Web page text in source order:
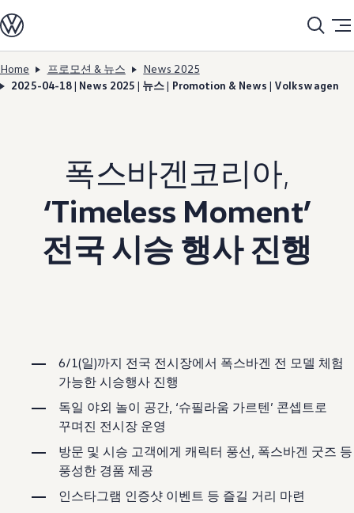
Skip to
main
Skip
to
ID. 모델
충전
ID. Technology & 배터리
폭스바겐의 전기차 전용 플랫폼 (MEB)
ID. Sound
지속 가능성
ID. 라이프 사이클 진단
재활용 공정
테크놀로지
운전자 보조 시스템
안전 및 편의 사양
오너 & 서비스
보증 연장 프로그램
모빌리티 개런티
사고차량 지원 프로그램
자기부담금 지원 프로그램
폭스바겐 순정 부품
내 차 서비스
ID 서비스
내비게이션 업데이트
장거리 운행
이전 모델
액세서리
Home 프로모션 & 뉴스
News 2025
2025-04-18 | News 2025 | 뉴스 | Promotion & News | Volkswagen
폭스바겐코리아,
‘Timeless Moment’
전국 시승 행사 진행
6/1(일)까지 전국 전시장에서 폭스바겐 전 모델 체험
가능한 시승행사 진행
독일 야외 놀이 공간, ‘슈필라움 가르텐’ 콘셉트로
꾸며진 전시장 운영
방문 및 시승 고객에게 캐릭터 풍선, 폭스바겐 굿즈 등
풍성한 경품 제공
인스타그램 인증샷 이벤트 등 즐길 거리 마련